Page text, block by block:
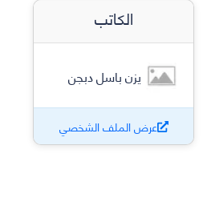
الكاتب
يزن باسل دبجن
عرض الملف الشخصي